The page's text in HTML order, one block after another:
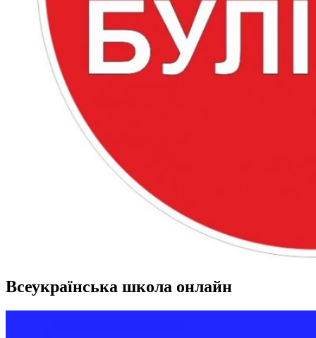
Всеукраїнська школа онлайн